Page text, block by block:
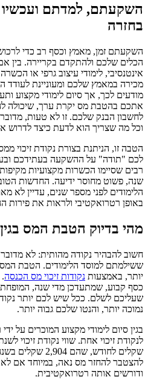
השקעתם, למדתם ועכשיו
בחזרה
השקעתם זמן, מאמץ וכסף רב כדי
הכלים שלכם ולהתקדם בקריירה. בין
אינטנסיבי, לימודי עיצוב גרפי או
מכירה במאמץ שלכם ומעוניינת לעודד
מודעים לכך, אך סיום לימודי מקצוע
אתכם בהטבת מס יקרת ערך, שיכולה
לחשבון הבנק שלכם. זו לא טעות,
וכל מה שצריך הוא לדעת כיצד לדרוש
הטבה זו, הניתנת בצורת נקודת זיכוי
לכם "תודה" על ההשקעה בעתידכם
רבים שסיימו הכשרות מקצועיות
שנה, פשוט מחוסר ידיעה. החדשות
הלימודים לפני מספר שנים, עדיין לא
באופן רטרואקטיבי ולראות את
מהי בדיוק הטבת המס
חשוב להבהיר נקודה מהותית: לא
ששילמתם למוסד הלימודים. הטבת המס
יותר, באמצעות נקודות זיכוי מס הכנסה
כסף קבוע, שמתעדכן מדי שנה,
שעליכם לשלם. ככל שיש לכם יותר
נמוכה יותר, והנטו שלכם גבוה יותר.
בגין סיום לימודי מקצוע המוכרים על
שקלים לחודש,
להצטבר להחזר מס נאה, במיוחד אם לא
ודורשים אותה רטרואקטיבית.